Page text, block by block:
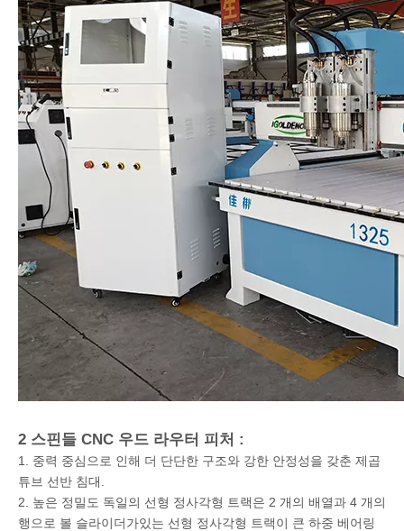
2 스핀들 CNC 우드 라우터 피처 :
1. 중력 중심으로 인해 더 단단한 구조와 강한 안정성을 갖춘 제곱
튜브 선반 침대.
2. 높은 정밀도 독일의 선형 정사각형 트랙은 2 개의 배열과 4 개의
행으로 볼 슬라이더가있는 선형 정사각형 트랙이 큰 하중 베어링